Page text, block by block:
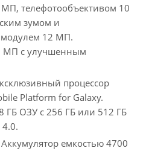
телефотообъективом 10
зумом и
12 МП.
МП с улучшенным
процессор
Platform for Galaxy.
ГБ ОЗУ с 256 ГБ или 512 ГБ
емкостью 4700